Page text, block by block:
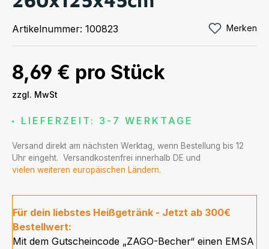
Artikelnummer: 100823 Merken
8,69 € pro Stück
zzgl. MwSt
LIEFERZEIT: 3-7 WERKTAGE
Versand direkt am nächsten Werktag, wenn Bestellung bis 12
Uhr eingeht. Versandkostenfrei innerhalb DE und
vielen weiteren europäischen Ländern.
Für dein liebstes Heißgetränk - Jetzt ab 300€
Bestellwert:
Mit dem Gutscheincode „ZAGO-Becher“ einen EMSA